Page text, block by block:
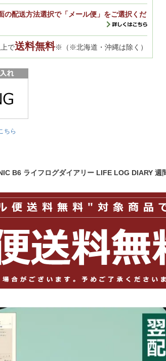
の配送方法選択で「メール便」をご選択くだ
で送料無料※（※北海道・沖縄は除く）
ちら
B6 ライフログダイアリー LIFE LOG DIARY 週